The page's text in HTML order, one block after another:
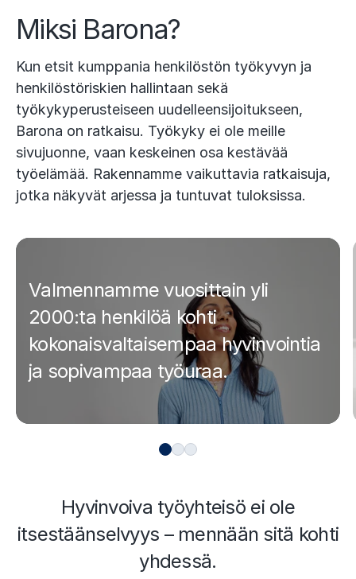
Miksi Barona?
Kun etsit kumppania henkilöstön työkyvyn ja
henkilöstöriskien hallintaan sekä
työkykyperusteiseen uudelleensijoitukseen,
Barona on ratkaisu. Työkyky ei ole meille
sivujuonne, vaan keskeinen osa kestävää
työelämää. Rakennamme vaikuttavia ratkaisuja,
jotka näkyvät arjessa ja tuntuvat tuloksissa.
Valmennamme vuosittain yli
2000:ta henkilöä kohti
kokonaisvaltaisempaa hyvinvointia
ja sopivampaa työuraa.
e
Hyvinvoiva työyhteisö ei ole
itsestäänselvyys – mennään sitä kohti
yhdessä.